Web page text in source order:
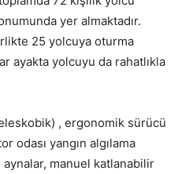
yer almaktadır.
25 yolcuya oturma
ayakta yolcuyu da rahatlıkla
, ergonomik sürücü
odası yangın algılama
manuel katlanabilir